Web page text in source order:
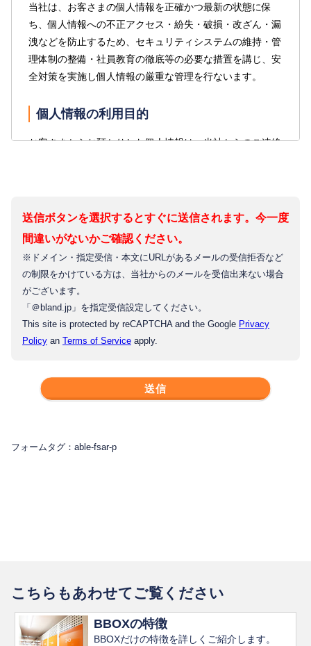
場合、乙は、直ちに甲または丙の指示により、丙
に対し、口座振替予定額を支払うものとする。こ
の場合、支払時に丙の手数料として本保証委託契
約において定められた手数料の金額を乙は負担す
る。
IV. 乙は、口座振替の場合、預貯金通帳の記帳を以て
む。）する使用料及びその他毎月定期的に使用料
と共に支払われる費用等合計の金員（以下、「固
定費用」という。）を丙のクレジットカードサー
ビスにより、翌月分を毎月10日の決済処理により
支払うものとする。
った場合、乙は、直ちに甲または丙の指示によ
として本保証委託契約において定められた手数料
の金額を乙は負担する。
らの領収書は発行されないものとする
近隣比較等により使用料が著しく不相応となったとき
は、甲はこれを変更できるものとする。
（5）乙は、丙に対して、原契約が期間満了前に終了した
場合、または固定費用が保証期間の途中で減額された
場合であっても、本条第１項及び第3項により支払った
初回保証委託手数料及び保証委託料の返還は請求しな
いものとする。ただし、減額された時点より以降の保
れた金額に変更されることを甲と丙は確認した。
第4条（保証の範囲）
定の免責事項に該当する場合はこの限りではない。
（1）原契約に基づいて乙が負担しなければならない固定
費用に相当する金員の滞納分。
（2）固定費用不払いを理由とする原契約解除後、乙の本
物件明渡までに発生する使用料相当の損害金。
（3）固定費用等不払いを理由とする原契約解除後に本物
に係る費用。
要する通知、支払督促、訴訟その他法的手続きに必要
力画面にて登録した内容、いずれかに変更が生じたとき、
又は、原契約が終了したときは、乙は丙に対し、速やかに
その旨及びかかわる変更の内容を届出なければならない。
③本契約に関する契約締結後の賃料支払状況等の「取引情
報」（本契約締結後に通知を受ける等して知り得た変
更情報を含む。）
第2条（利用目的）
致します。
結及び履行
③保証契約内容の管理、及び保証契約、保証委託契約
に基づく求償権の行使
④保証契約、一時使用賃貸借契約に付従する契約に基
づき委託を受けた収納代行事務
⑤保証契約、一時使用賃貸借契約に付従する契約の履
行及び管理並びに契約終了後の債権債務の精算
⑥一時使用賃貸借契約対象不動産の譲渡の伴う新所有
⑧市場調査ならびにデータ分析やアンケートの実施等
⑪各種法令にもとづいた公的機関等への情報提供
第3条（本人確認書類）
当社は、お客さまの個人情報を正確かつ最新の状態に保
ち、個人情報への不正アクセス・紛失・破損・改ざん・漏
洩などを防止するため、セキュリティシステムの維持・管
理体制の整備・社員教育の徹底等の必要な措置を講じ、安
全対策を実施し個人情報の厳重な管理を行ないます。
個人情報の利用目的
お客さまからお預かりした個人情報は、当社からのご連絡
個人情報の第三者への開示・提供の禁止
当社は、お客さまよりお預かりした個人情報を適切に管理
し、次のいずれかに該当する場合を除き、個人情報を第三
者に開示いたしません。
1.お客さまの同意がある場合
2.お客さまが希望されるサービスを行なうために当社が業
務を委託する業者に対して開示する場合
3.法令に基づき開示することが必要である場合
個人情報の安全対策
当社は、保有する個人情報に関して適用される日本の法
令、その他規範を遵守するとともに、本ポリシーの内容を
適宜見直し、その改善に努めます。
送信ボタンを選択するとすぐに送信されます。今一度
間違いがないかご確認ください。
※ドメイン・指定受信・本文にURLがあるメールの受信拒否など
の制限をかけている方は、当社からのメールを受信出来ない場合
がございます。
「＠bland.jp」を指定受信設定してください。
This site is protected by reCAPTCHA and the Google Privacy
Policy an Terms of Service apply.
フォームタグ：able-fsar-p
こちらもあわせてご覧ください
BBOXの特徴
BBOXだけの特徴を詳しくご紹介します。